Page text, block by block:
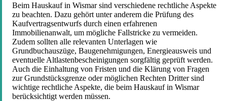
Beim Hauskauf in Wismar sind verschiedene rechtliche Aspekte
zu beachten. Dazu gehört unter anderem die Prüfung des
Kaufvertragsentwurfs durch einen erfahrenen
Immobilienanwalt, um mögliche Fallstricke zu vermeiden.
Zudem sollten alle relevanten Unterlagen wie
Grundbuchauszüge, Baugenehmigungen, Energieausweis und
eventuelle Altlastenbescheinigungen sorgfältig geprüft werden.
Auch die Einhaltung von Fristen und die Klärung von Fragen
zur Grundstücksgrenze oder möglichen Rechten Dritter sind
wichtige rechtliche Aspekte, die beim Hauskauf in Wismar
berücksichtigt werden müssen.